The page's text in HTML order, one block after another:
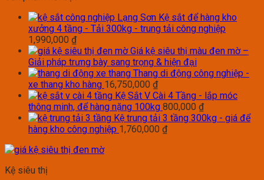
Kệ sắt để hàng kho
xưởng 4 tầng - Tải 300kg - trung tải công nghiệp
1,990,000 ₫
Giá kệ siêu thị màu đen mờ –
Giải pháp trưng bày sang trọng & hiện đại
Thang di động công nghiệp -
xe thang kho hàng 16,750,000 ₫
Kệ Sắt V Cài 4 Tầng - lắp móc
thông minh, để hàng nặng 100kg 800,000 ₫
Kệ trung tải 3 tầng 300kg - giá để
hàng kho công nghiệp 1,760,000 ₫
Kệ siêu thị